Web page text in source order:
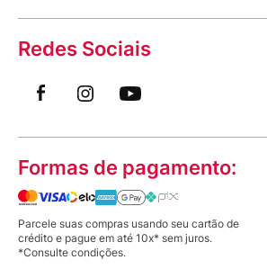
Como inflar o Colchão Inflável
Redes Sociais
Formas de pagamento:
Parcele suas compras usando seu cartão de
crédito e pague em até 10x* sem juros.
*Consulte condições.